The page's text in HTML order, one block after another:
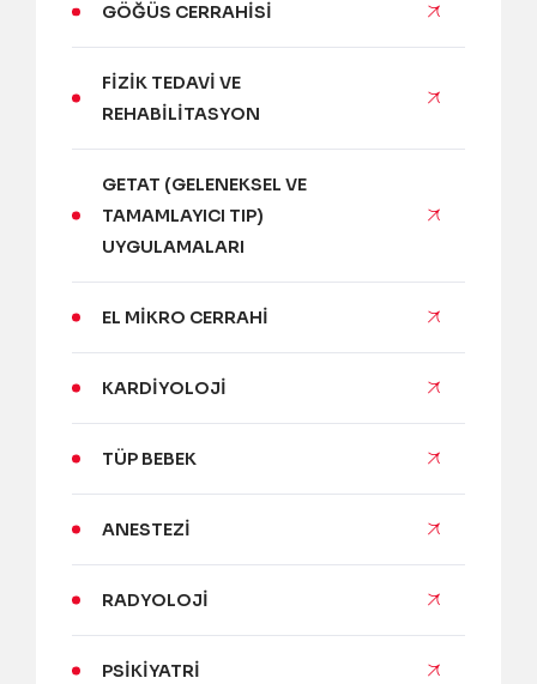
GÖĞÜS CERRAHISI
FIZIK TEDAVI VE
REHABILITASYON
GETAT (GELENEKSEL VE
TAMAMLAYICI TIP)
UYGULAMALARI
EL MIKRO CERRAHI
KARDIYOLOJI
TÜP BEBEK
ANESTEZI
RADYOLOJI
PSIKIYATRI